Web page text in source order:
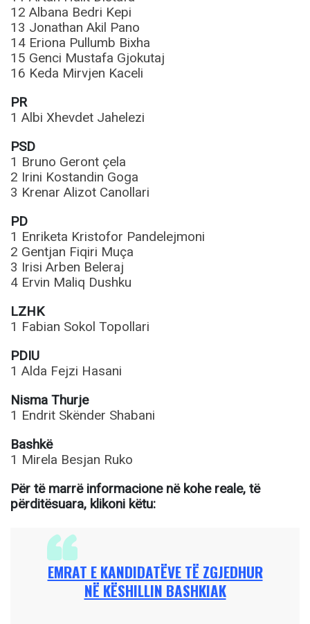
12 Albana Bedri Kepi
13 Jonathan Akil Pano
14 Eriona Pullumb Bixha
15 Genci Mustafa Gjokutaj
16 Keda Mirvjen Kaceli
PR
1 Albi Xhevdet Jahelezi
PSD
1 Bruno Geront çela
2 Irini Kostandin Goga
3 Krenar Alizot Canollari
PD
1 Enriketa Kristofor Pandelejmoni
2 Gentjan Fiqiri Muça
3 Irisi Arben Beleraj
4 Ervin Maliq Dushku
LZHK
1 Fabian Sokol Topollari
PDIU
1 Alda Fejzi Hasani
Nisma Thurje
1 Endrit Skënder Shabani
Bashkë
1 Mirela Besjan Ruko
Për të marrë informacione në kohe reale, të
përditësuara, klikoni këtu:
EMRAT E KANDIDATËVE TË ZGJEDHUR
NË KËSHILLIN BASHKIAK